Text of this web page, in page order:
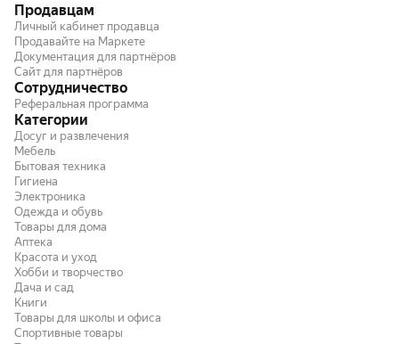
Продавцам
Личный кабинет продавца
Продавайте на Маркете
Документация для партнёров
Сайт для партнёров
Сотрудничество
Реферальная программа
Категории
Досуг и развлечения
Мебель
Бытовая техника
Гигиена
Электроника
Одежда и обувь
Товары для дома
Аптека
Красота и уход
Хобби и творчество
Дача и сад
Книги
Товары для школы и офиса
Спортивные товары